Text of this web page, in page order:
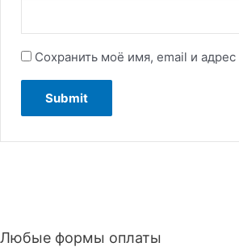
Сохранить моё имя, email и
Любые формы оплаты